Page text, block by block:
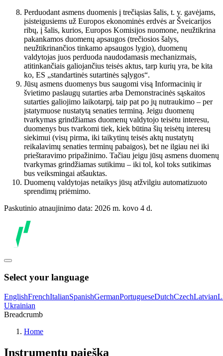
Perduodant asmens duomenis į trečiąsias šalis, t. y. gavėjams,
įsisteigusiems už Europos ekonominės erdvės ar Šveicarijos
ribų, į šalis, kurios, Europos Komisijos nuomone, neužtikrina
pakankamos duomenų apsaugos (trečiosios šalys,
neužtikrinančios tinkamo apsaugos lygio), duomenų
valdytojas juos perduoda naudodamasis mechanizmais,
atitinkančiais galiojančius teisės aktus, tarp kurių yra, be kita
ko, ES „standartinės sutartinės sąlygos“.
Jūsų asmens duomenys bus saugomi visą Informacinių ir
švietimo paslaugų sutarties arba Demonstracinės sąskaitos
sutarties galiojimo laikotarpį, taip pat po jų nutraukimo – per
įstatymuose nustatytą senaties terminą. Jeigu duomenų
tvarkymas grindžiamas duomenų valdytojo teisėtu interesu,
duomenys bus tvarkomi tiek, kiek būtina šių teisėtų interesų
siekimui (visų pirma, iki taikytinų teisės aktų nustatytų
reikalavimų senaties terminų pabaigos), bet ne ilgiau nei iki
prieštaravimo pripažinimo. Tačiau jeigu jūsų asmens duomenų
tvarkymas grindžiamas sutikimu – iki tol, kol toks sutikimas
bus veiksmingai atšauktas.
Duomenų valdytojas netaikys jūsų atžvilgiu automatizuoto
sprendimų priėmimo.
Paskutinio atnaujinimo data: 2026 m. kovo 4 d.
Select your language
EnglishFrenchItalianSpanishGermanPortugueseDutchCzechLatvian
Ukrainian
Breadcrumb
Home
Instrumentų paieška